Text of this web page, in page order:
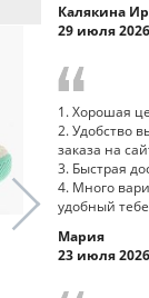
Калякина
29 июля 2026
1. Хорошая
2. Удобство
заказа на
3. Быстрая
4. Много
удобный тебе
Мария
23 июля 2026